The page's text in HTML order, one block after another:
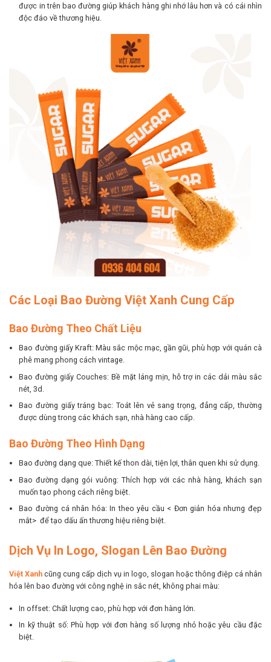
được in trên bao đường giúp khách hàng ghi nhớ lâu hơn và có cái nhìn
độc đáo về thương hiệu.
Các Loại Bao Đường Việt Xanh Cung Cấp
Bao Đường Theo Chất Liệu
Bao đường giấy Kraft: Màu sắc mộc mạc, gần gũi, phù hợp với quán cà
phê mang phong cách vintage.
Bao đường giấy Couches: Bề mặt láng mịn, hỗ trợ in các dải màu sắc
nét, 3d.
Bao đường giấy tráng bạc: Toát lên vẻ sang trọng, đẳng cấp, thường
được dùng trong các khách sạn, nhà hàng cao cấp.
Bao Đường Theo Hình Dạng
Bao đường dạng que: Thiết kế thon dài, tiện lợi, thân quen khi sử dụng.
Bao đường dạng gói vuông: Thích hợp với các nhà hàng, khách sạn
muốn tạo phong cách riêng biệt.
Bao đường cá nhân hóa: In theo yêu cầu < Đơn giản hóa nhưng đẹp
mắt> để tạo dấu ấn thương hiệu riêng biệt.
Dịch Vụ In Logo, Slogan Lên Bao Đường
Việt Xanh cũng cung cấp dịch vụ in logo, slogan hoặc thông điệp cá nhân
hóa lên bao đường với công nghệ in sắc nét, không phai màu:
In offset: Chất lượng cao, phù hợp với đơn hàng lớn.
In kỹ thuật số: Phù hợp với đơn hàng số lượng nhỏ hoặc yêu cầu đặc
biệt.